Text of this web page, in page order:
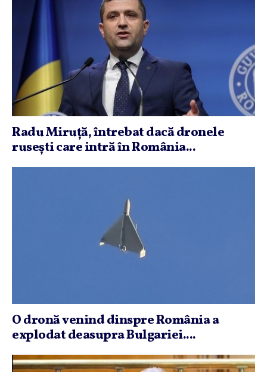
Radu Miruţă, întrebat dacă dronele
ruseşti care intră în România...
O dronă venind dinspre România a
explodat deasupra Bulgariei....